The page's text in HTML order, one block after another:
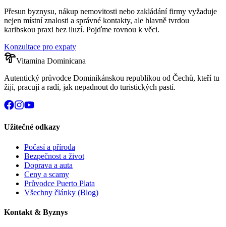
Přesun byznysu, nákup nemovitosti nebo zakládání firmy vyžaduje
nejen místní znalosti a správné kontakty, ale hlavně tvrdou
karibskou praxi bez iluzí. Pojďme rovnou k věci.
Konzultace pro expaty
Vitamina Dominicana
Autentický průvodce Dominikánskou republikou od Čechů, kteří tu
žijí, pracují a radí, jak nepadnout do turistických pastí.
Užitečné odkazy
Počasí a příroda
Bezpečnost a život
Doprava a auta
Ceny a scamy
Průvodce Puerto Plata
Všechny články (Blog)
Kontakt & Byznys